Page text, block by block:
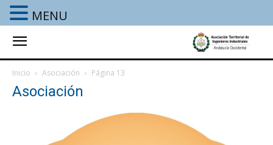
Inicio Asociación Página 13
Asociación
MENU